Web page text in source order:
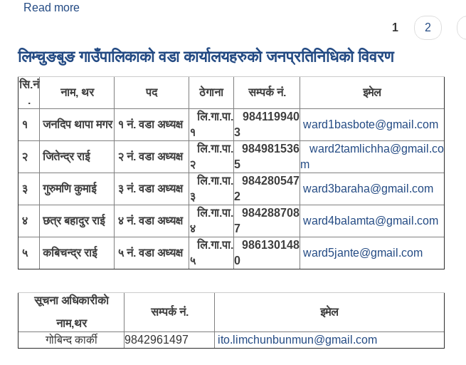
Read more
1 2
लिम्चुङबुङ गाउँपालिकाकाे वडा कार्यालयहरुकाे जनप्रतिनिधिकाे विवरण
सि.नं
.
नाम, थर पद ठेगाना सम्पर्क नं. इमेल
१ जनदिप थापा मगर १ नं. वडा अध्यक्ष
लि.गा.पा.
१
984119940
3
ward1basbote@gmail.com
२ जितेन्द्र राई २ नं. वडा अध्यक्ष
लि.गा.पा.
२
984981536
5
ward2tamlichha@gmail.co
m
३
गुरुमणि कुमाई ३ नं. वडा अध्यक्ष
लि.गा.पा.
३
984280547
2
ward3baraha@gmail.com
४ छत्र बहादुर राई ४ नं. वडा अध्यक्ष
लि.गा.पा.
४
984288708
7
ward4balamta@gmail.com
५ कबिचन्द्र राई ५ नं. वडा अध्यक्ष
लि.गा.पा.
५
986130148
0
ward5jante@gmail.com
सूचना अधिकारीकाे
नाम,थर
सम्पर्क नं. इमेल
गोबिन्द कार्की 9842961497 ito.limchunbunmun@gmail.com